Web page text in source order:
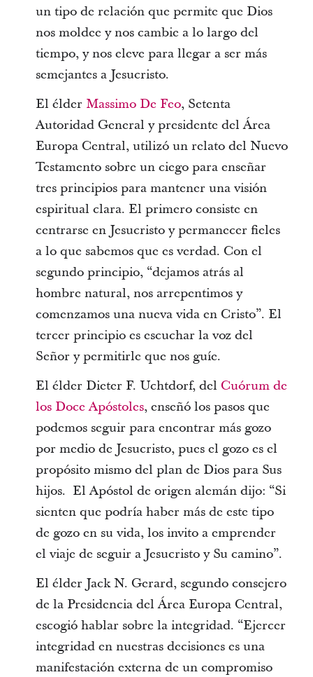
un tipo de relación que permite que Dios
nos moldee y nos cambie a lo largo del
tiempo, y nos eleve para llegar a ser más
semejantes a Jesucristo.
El élder Massimo De Feo, Setenta
Autoridad General y presidente del Área
Europa Central, utilizó un relato del Nuevo
Testamento sobre un ciego para enseñar
tres principios para mantener una visión
espiritual clara. El primero consiste en
centrarse en Jesucristo y permanecer fieles
a lo que sabemos que es verdad. Con el
segundo principio, “dejamos atrás al
hombre natural, nos arrepentimos y
comenzamos una nueva vida en Cristo”. El
tercer principio es escuchar la voz del
Señor y permitirle que nos guíe.
El élder Dieter F. Uchtdorf, del Cuórum de
los Doce Apóstoles, enseñó los pasos que
podemos seguir para encontrar más gozo
por medio de Jesucristo, pues el gozo es el
propósito mismo del plan de Dios para Sus
hijos. El Apóstol de origen alemán dijo: “Si
sienten que podría haber más de este tipo
de gozo en su vida, los invito a emprender
el viaje de seguir a Jesucristo y Su camino”.
El élder Jack N. Gerard, segundo consejero
de la Presidencia del Área Europa Central,
escogió hablar sobre la integridad. “Ejercer
integridad en nuestras decisiones es una
manifestación externa de un compromiso